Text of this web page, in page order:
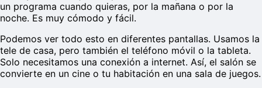
un programa cuando quieras, por la mañana o por la
noche. Es muy cómodo y fácil.
Podemos ver todo esto en diferentes pantallas. Usamos la
tele de casa, pero también el teléfono móvil o la tableta.
Solo necesitamos una conexión a internet. Así, el salón se
convierte en un cine o tu habitación en una sala de juegos.